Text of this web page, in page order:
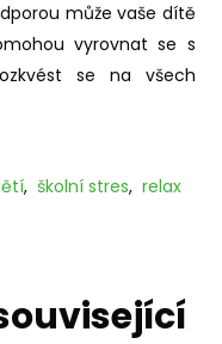
může vaše dítě
vyrovnat se s
se na všech
, školní stres, relax